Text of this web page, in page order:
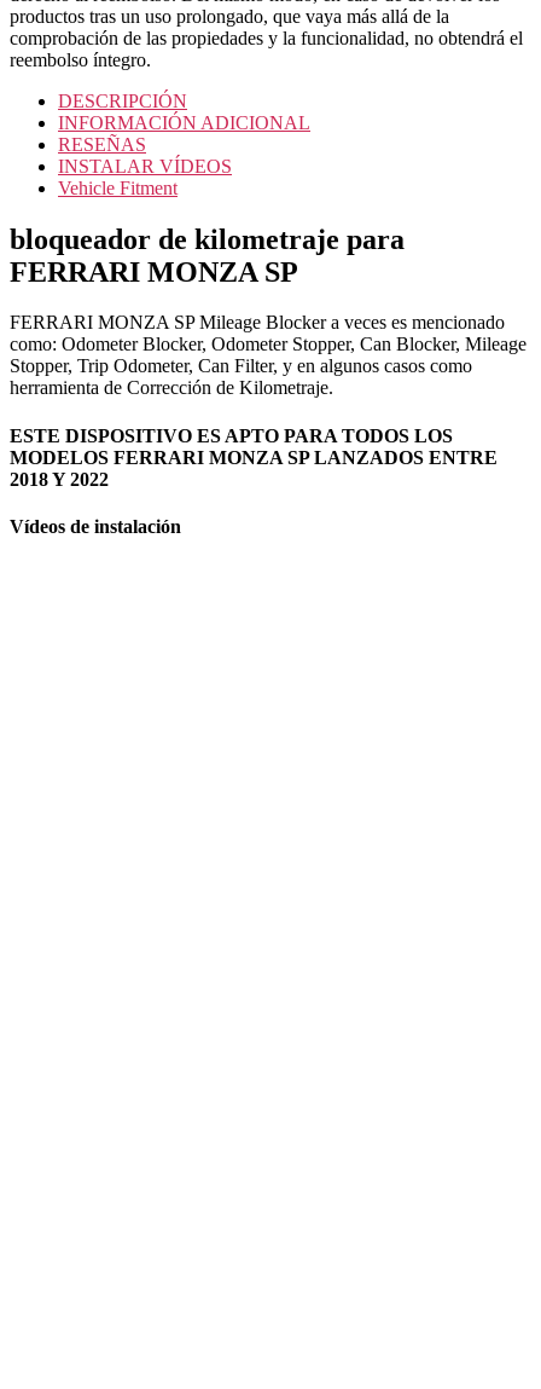
productos tras un uso prolongado, que vaya más allá de la
comprobación de las propiedades y la funcionalidad, no obtendrá el
reembolso íntegro.
DESCRIPCIÓN
INFORMACIÓN ADICIONAL
RESEÑAS
INSTALAR VÍDEOS
Vehicle Fitment
bloqueador de kilometraje para
FERRARI MONZA SP
FERRARI MONZA SP Mileage Blocker a veces es mencionado
como: Odometer Blocker, Odometer Stopper, Can Blocker, Mileage
Stopper, Trip Odometer, Can Filter, y en algunos casos como
herramienta de Corrección de Kilometraje.
ESTE DISPOSITIVO ES APTO PARA TODOS LOS
MODELOS FERRARI MONZA SP LANZADOS ENTRE
2018 Y 2022
Vídeos de instalación